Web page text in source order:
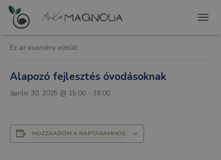
« Összes Események
Ez az esemény elmúlt.
Alapozó fejlesztés óvodásoknak
április 30, 2025 @ 15:00 - 16:00
HOZZÁADOM A NAPTÁRAMHOZ